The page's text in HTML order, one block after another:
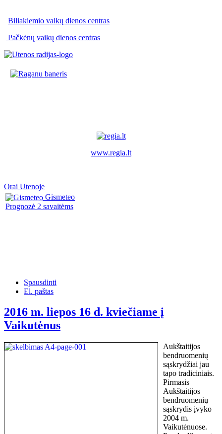
Biliakiemio vaikų dienos centras
Pačkėnų vaikų dienos centras
www.regia.lt
Orai Utenoje
Gismeteo
Prognozė 2 savaitėms
Spausdinti
El. paštas
2016 m. liepos 16 d. kviečiame į
Vaikutėnus
Aukštaitijos
bendruomenių
sąskrydžiai jau
tapo tradiciniais.
Pirmasis
Aukštaitijos
bendruomenių
sąskrydis įvyko
2004 m.
Vaikutėnuose.